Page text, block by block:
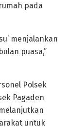
pada
menjalankan
puasa,”
Polsek
Pagaden
untuk